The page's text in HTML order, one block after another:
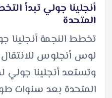
أنجلينا جولي تبدأ
المتحدة
تخطط النجمة أنجلينا
لوس أنجلوس للانتقال
وتستعد أنجلينا جولي
المتحدة بعد سنوات